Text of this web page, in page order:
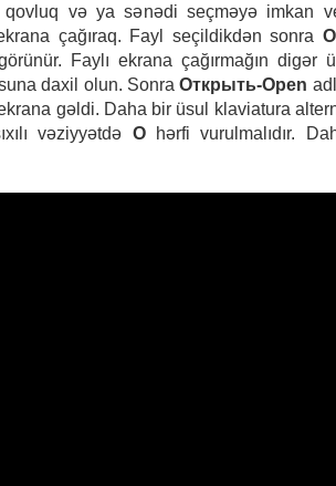
qovluq və ya sənədi seçməyə imkan
çağıraq. Fayl seçildikdən sonra
Faylı ekrana çağırmağın digər
daxil olun. SonraОткрыть-Open
gəldi. Daha bir üsul klaviatura
vəziyyətdə Ohərfi vurulmalıdır.